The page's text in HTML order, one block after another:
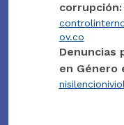
corrupción:
ov.co
Denuncias
en Género